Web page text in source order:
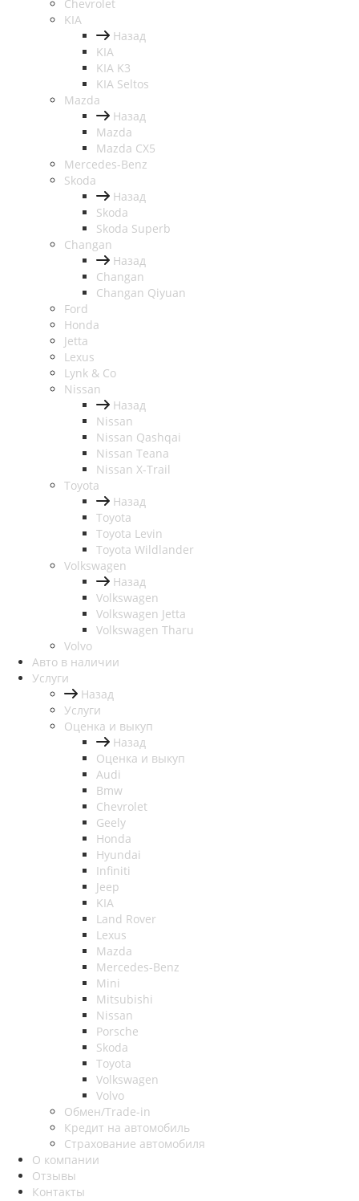
Chevrolet
KIA
Назад
KIA
KIA K3
KIA Seltos
Mazda
Назад
Mazda
Mazda CX5
Mercedes-Benz
Skoda
Назад
Skoda
Skoda Superb
Changan
Назад
Changan
Changan Qiyuan
Ford
Honda
Jetta
Lexus
Lynk & Co
Nissan
Назад
Nissan
Nissan Qashqai
Nissan Teana
Nissan X-Trail
Toyota
Назад
Toyota
Toyota Levin
Toyota Wildlander
Volkswagen
Назад
Volkswagen
Volkswagen Jetta
Volkswagen Tharu
Volvo
Авто в наличии
Услуги
Назад
Услуги
Оценка и выкуп
Назад
Оценка и выкуп
Audi
Bmw
Chevrolet
Geely
Honda
Hyundai
Infiniti
Jeep
KIA
Land Rover
Lexus
Mazda
Mercedes-Benz
Mini
Mitsubishi
Nissan
Porsche
Skoda
Toyota
Volkswagen
Volvo
Обмен/Trade-in
Кредит на автомобиль
Страхование автомобиля
О компании
Отзывы
Контакты